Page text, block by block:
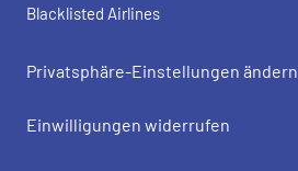
Blacklisted Airlines
Privatsphäre-Einstellungen ändern
Einwilligungen widerrufen